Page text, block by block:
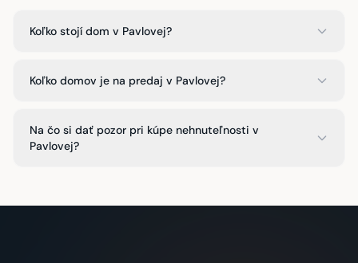
Koľko stojí dom v Pavlovej?
Koľko domov je na predaj v Pavlovej?
Na čo si dať pozor pri kúpe nehnuteľnosti v
Pavlovej?